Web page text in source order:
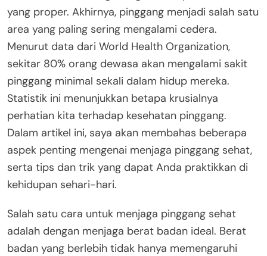
yang proper. Akhirnya, pinggang menjadi salah satu
area yang paling sering mengalami cedera.
Menurut data dari World Health Organization,
sekitar 80% orang dewasa akan mengalami sakit
pinggang minimal sekali dalam hidup mereka.
Statistik ini menunjukkan betapa krusialnya
perhatian kita terhadap kesehatan pinggang.
Dalam artikel ini, saya akan membahas beberapa
aspek penting mengenai menjaga pinggang sehat,
serta tips dan trik yang dapat Anda praktikkan di
kehidupan sehari-hari.
Salah satu cara untuk menjaga pinggang sehat
adalah dengan menjaga berat badan ideal. Berat
badan yang berlebih tidak hanya memengaruhi